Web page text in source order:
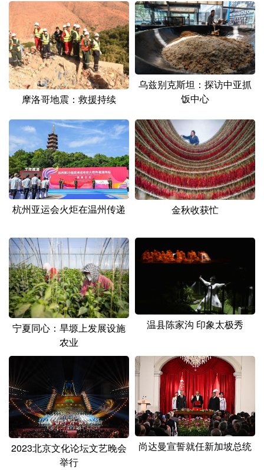
陕西 甘肃 青海 宁夏
新疆 内蒙古 黑龙江
多语种频道
Русский язык 日本語 한국어
Deutsch Português
摩洛哥地震：救援持续
乌兹别克斯坦：探访中亚抓
饭中心
杭州亚运会火炬在温州传递 金秋收获忙
宁夏同心：旱塬上发展设施
农业
温县陈家沟 印象太极秀
2023北京文化论坛文艺晚会
举行
尚达曼宣誓就任新加坡总统